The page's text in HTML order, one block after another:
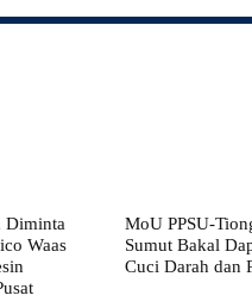
Diminta
Waas
MoU PPSU-
Sumut Bakal
Cuci Darah dan